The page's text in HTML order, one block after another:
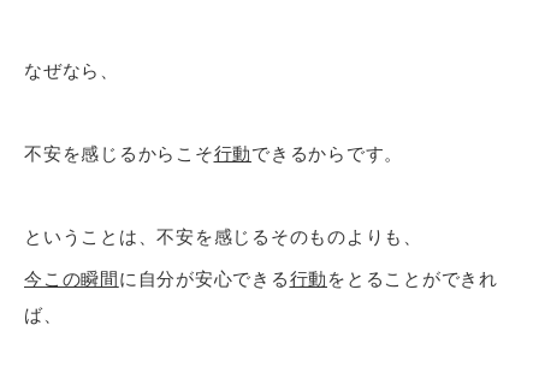
なぜなら、
不安を感じるからこそ行動できるからです。
ということは、不安を感じるそのものよりも、
今この瞬間に自分が安心できる行動 をとることができれ
ば、